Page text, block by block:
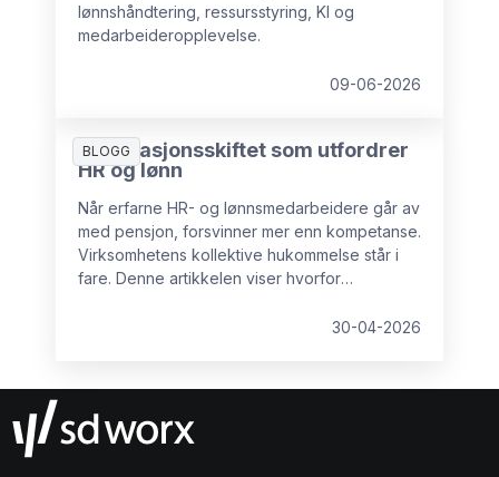
lønnshåndtering, ressursstyring, KI og
medarbeideropplevelse.
09-06-2026
BLOGG
Generasjonsskiftet som utfordrer
HR og lønn
Når erfarne HR- og lønnsmedarbeidere går av
med pensjon, forsvinner mer enn kompetanse.
Virksomhetens kollektive hukommelse står i
fare. Denne artikkelen viser hvorfor
konsekvenser det får, og hva organisasjoner
30-04-2026